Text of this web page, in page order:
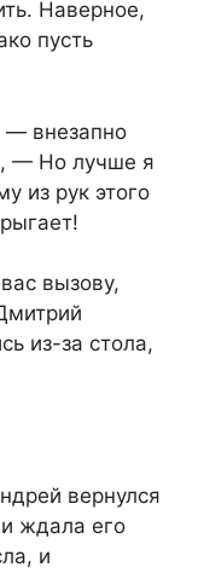
Наверное,
пусть
внезапно
— Но лучше я
из рук этого
вызову,
из-за стола,
вернулся
ждала его
и